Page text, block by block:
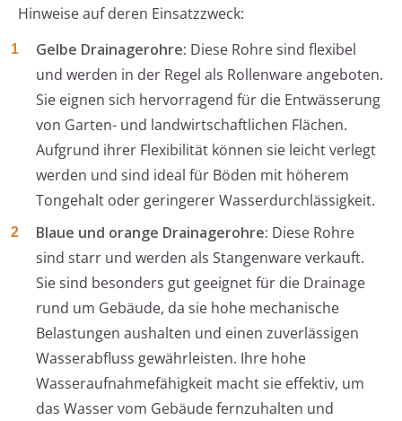
Hinweise auf deren Einsatzzweck:
Gelbe Drainagerohre: Diese Rohre sind flexibel
und werden in der Regel als Rollenware angeboten.
Sie eignen sich hervorragend für die Entwässerung
von Garten- und landwirtschaftlichen Flächen.
Aufgrund ihrer Flexibilität können sie leicht verlegt
werden und sind ideal für Böden mit höherem
Tongehalt oder geringerer Wasserdurchlässigkeit.
Blaue und orange Drainagerohre: Diese Rohre
sind starr und werden als Stangenware verkauft.
Sie sind besonders gut geeignet für die Drainage
rund um Gebäude, da sie hohe mechanische
Belastungen aushalten und einen zuverlässigen
Wasserabfluss gewährleisten. Ihre hohe
Wasseraufnahmefähigkeit macht sie effektiv, um
das Wasser vom Gebäude fernzuhalten und